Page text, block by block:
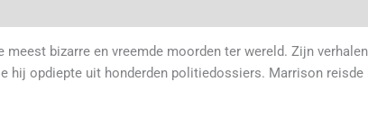
bizarre en vreemde moorden ter wereld. Zijn
hij opdiepte uit honderden politiedossiers. Marrison reisde